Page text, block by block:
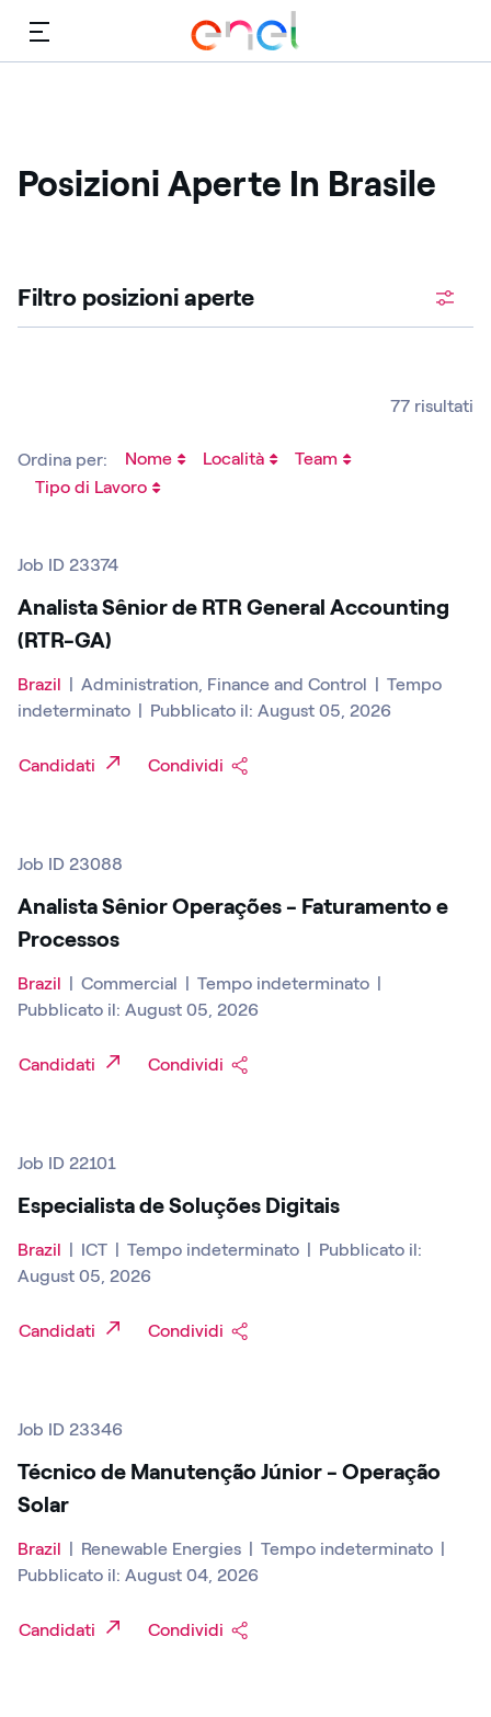
Menù
Posizioni Aperte In Brasile
Filtro posizioni aperte ​
77 risultati
Ordina per:
Job ID 23374
Analista Sênior de RTR General Accounting
(RTR-GA)
Brazil Administration, Finance and Control
Tempo
indeterminato
Pubblicato il: August 05, 2026
Candidati Condividi
Job ID 23088
Analista Sênior Operações - Faturamento e
Processos
Brazil Commercial Tempo indeterminato
Pubblicato il: August 05, 2026
Candidati Condividi
Job ID 22101
Especialista de Soluções Digitais
Brazil ICT Tempo indeterminato
Pubblicato il:
August 05, 2026
Candidati Condividi
Job ID 23346
Técnico de Manutenção Júnior - Operação
Solar
Brazil Renewable Energies Tempo indeterminato
Pubblicato il: August 04, 2026
Candidati Condividi